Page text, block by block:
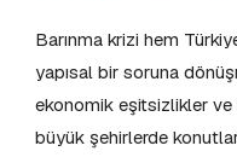
Barınma krizi hem
yapısal bir soruna
ekonomik eşitsizlikler ve
büyük şehirlerde